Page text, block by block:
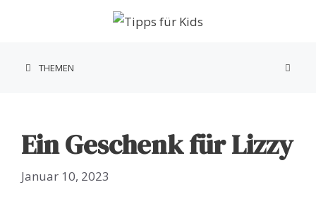
THEMEN
Ein Geschenk für Lizzy
Januar 10, 2023